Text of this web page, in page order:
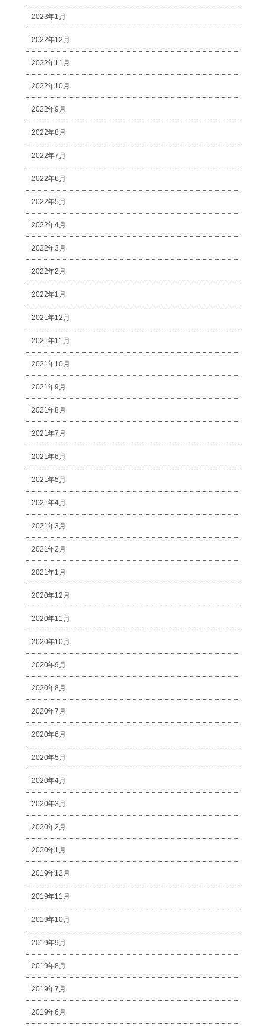
2023年1月
2022年12月
2022年11月
2022年10月
2022年9月
2022年8月
2022年7月
2022年6月
2022年5月
2022年4月
2022年3月
2022年2月
2022年1月
2021年12月
2021年11月
2021年10月
2021年9月
2021年8月
2021年7月
2021年6月
2021年5月
2021年4月
2021年3月
2021年2月
2021年1月
2020年12月
2020年11月
2020年10月
2020年9月
2020年8月
2020年7月
2020年6月
2020年5月
2020年4月
2020年3月
2020年2月
2020年1月
2019年12月
2019年11月
2019年10月
2019年9月
2019年8月
2019年7月
2019年6月